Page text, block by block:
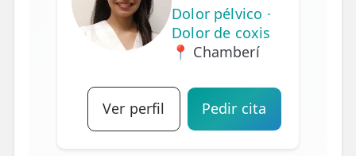
Dolor pélvico ·
Dolor de coxis
📍 Chamberí
Ver perfil Pedir cita